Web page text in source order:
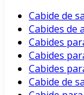
Cabide de
Cabides de
Cabides
Cabides
Cabides
Cabide de